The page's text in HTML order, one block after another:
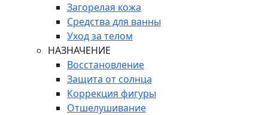
Загорелая кожа
Средства для ванны
Уход за телом
НАЗНАЧЕНИЕ
Восстановление
Защита от солнца
Коррекция фигуры
Отшелушивание